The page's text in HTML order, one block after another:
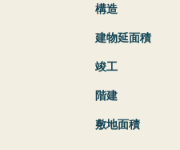
構造
建物延面積
竣工
階建
敷地面積